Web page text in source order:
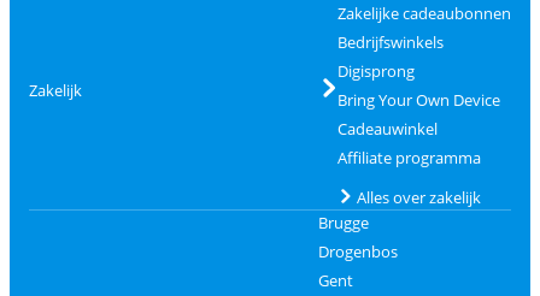
Zakelijk
Zakelijke cadeaubonnen
Bedrijfswinkels
Digisprong
Bring Your Own Device
Cadeauwinkel
Affiliate programma
Alles over zakelijk
Brugge
Drogenbos
Gent